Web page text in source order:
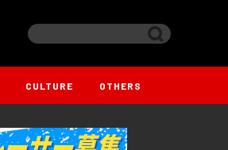
CULTURE OTHERS